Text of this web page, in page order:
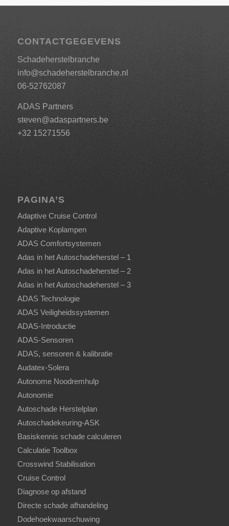
CONTACTGEGEVENS
Schadeherstelbranche
info@schadeherstelbranche.nl
06-52762087
ADAS Partners
steven@adaspartners.be
+32 15271556
PAGINA’S
Adaptive Cruise Control
Adaptive Koplampen
ADAS Comfortsystemen
Adas in het Autoschadeherstel – 1
Adas in het Autoschadeherstel – 2
Adas in het Autoschadeherstel – 3
ADAS Technologie
ADAS Veiligheidssystemen
ADAS-Introductie
ADAS-Sensoren
ADAS, sensoren & kalibratie
Audatex-Solera
Autonome Noodremhulp
Autonomie
Autoschade Herstelplan
Autoschadekeuring-ASK
Basiskennis schade calculeren
Calculatie Toolbox
Crosswind Stabilisation
Cruise Control
Diagnose op afstand
Directe schade afhandeling
Dodehoekwaarschuwing